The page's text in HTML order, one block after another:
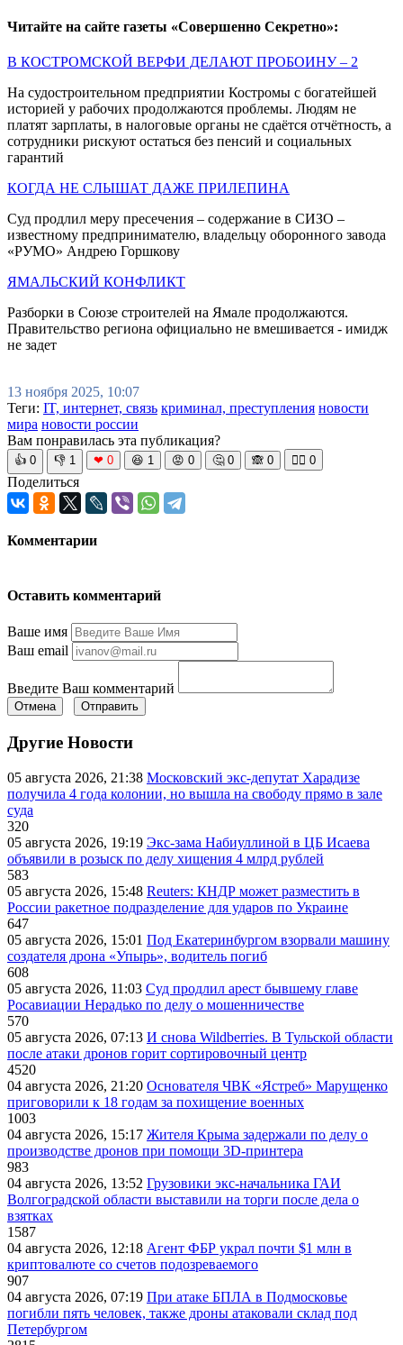
Читайте на сайте газеты «Совершенно Секретно»:
В КОСТРОМСКОЙ ВЕРФИ ДЕЛАЮТ ПРОБОИНУ – 2
На судостроительном предприятии Костромы с богатейшей
историей у рабочих продолжаются проблемы. Людям не
платят зарплаты, в налоговые органы не сдаётся отчётность, а
сотрудники рискуют остаться без пенсий и социальных
гарантий
КОГДА НЕ СЛЫШАТ ДАЖЕ ПРИЛЕПИНА
Суд продлил меру пресечения – содержание в СИЗО –
известному предпринимателю, владельцу оборонного завода
«РУМО» Андрею Горшкову
ЯМАЛЬСКИЙ КОНФЛИКТ
Разборки в Союзе строителей на Ямале продолжаются.
Правительство региона официально не вмешивается - имидж
не задет
13 ноября 2025, 10:07
Теги: IT, интернет, связь криминал, преступления новости
мира новости россии
Вам понравилась эта публикация?
👍 0 👎 1 ❤ 0 😆 1 😡 0 🤔 0 🙈 0 🧘‍♀️ 0
Поделиться
Комментарии
Оставить комментарий
Ваше имя
Ваш email
Введите Ваш комментарий
Отмена Отправить
Другие Новости
05 августа 2026, 21:38 Московский экс-депутат Харадизе
получила 4 года колонии, но вышла на свободу прямо в зале
суда
320
05 августа 2026, 19:19 Экс-зама Набиуллиной в ЦБ Исаева
объявили в розыск по делу хищения 4 млрд рублей
583
05 августа 2026, 15:48 Reuters: КНДР может разместить в
России ракетное подразделение для ударов по Украине
647
05 августа 2026, 15:01 Под Екатеринбургом взорвали машину
создателя дрона «Упырь», водитель погиб
608
05 августа 2026, 11:03 Суд продлил арест бывшему главе
Росавиации Нерадько по делу о мошенничестве
570
05 августа 2026, 07:13 И снова Wildberries. В Тульской области
после атаки дронов горит сортировочный центр
4520
04 августа 2026, 21:20 Основателя ЧВК «Ястреб» Марущенко
приговорили к 18 годам за похищение военных
1003
04 августа 2026, 15:17 Жителя Крыма задержали по делу о
производстве дронов при помощи 3D‑принтера
983
04 августа 2026, 13:52 Грузовики экс-начальника ГАИ
Волгоградской области выставили на торги после дела о
взятках
1587
04 августа 2026, 12:18 Агент ФБР украл почти $1 млн в
криптовалюте со счетов подозреваемого
907
04 августа 2026, 07:19 При атаке БПЛА в Подмосковье
погибли пять человек, также дроны атаковали склад под
Петербургом